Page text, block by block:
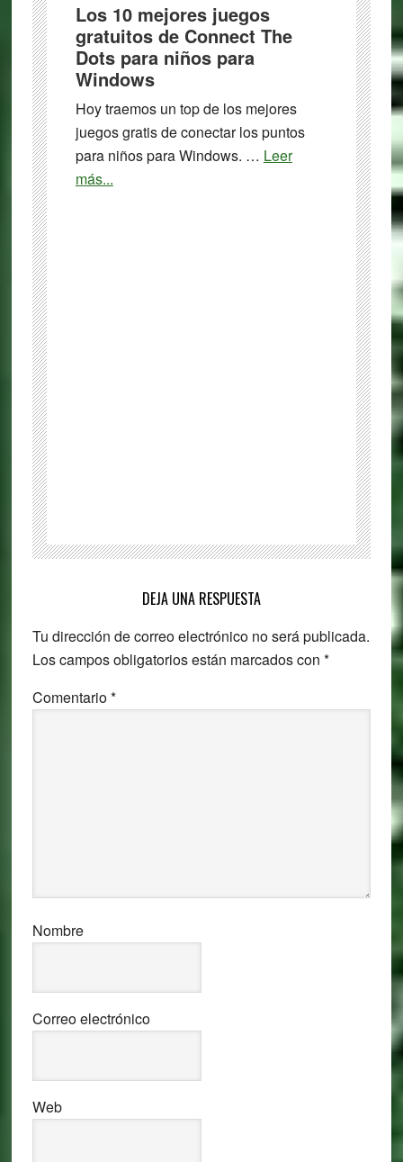
abierto
para
Windows
Los 10 mejores juegos
gratuitos de Connect The
Dots para niños para
Windows
Hoy traemos un top de los mejores
juegos gratis de conectar los puntos
para niños para Windows. … Leer
más...about
Interactions
DEJA UNA RESPUESTA
Tu dirección de correo electrónico no será publicada.
Los campos obligatorios están marcados con *
Comentario*
Nombre
Correo electrónico
Web